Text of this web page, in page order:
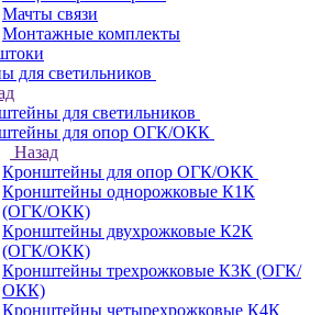
Мачты связи
Монтажные комплекты
для светильников
для светильников
для опор ОГК/ОКК
Назад
Кронштейны для опор ОГК/ОКК
Кронштейны однорожковые К1К
(ОГК/ОКК)
Кронштейны двухрожковые К2К
(ОГК/ОКК)
Кронштейны трехрожковые К3К (ОГК/
ОКК)
Кронштейны четырехрожковые К4К